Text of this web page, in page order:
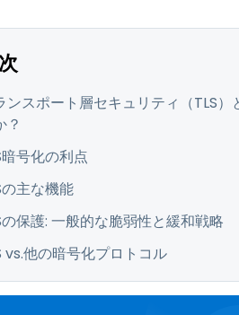
て詳しく
ภาษาไทย
ンスポート層セキュリティ（TLS）
？
暗号化の利点
の主な機能
の保護: 一般的な脆弱性と緩和戦略
vs.他の暗号化プロトコル